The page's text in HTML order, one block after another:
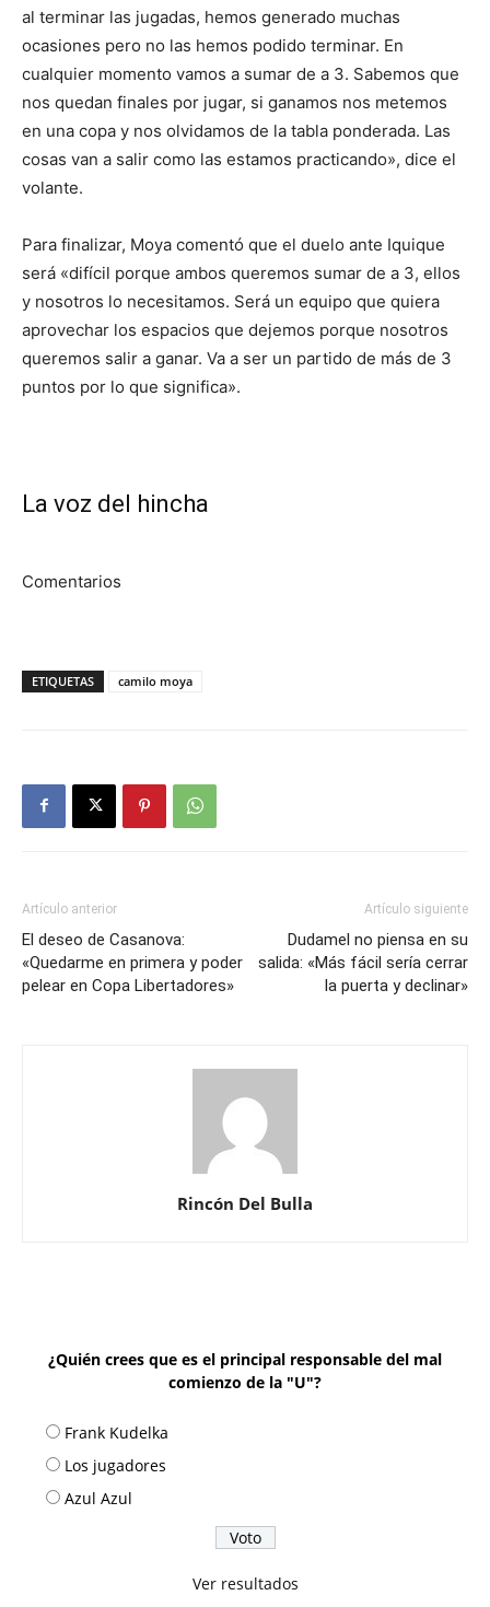
al terminar las jugadas, hemos generado muchas
ocasiones pero no las hemos podido terminar. En
cualquier momento vamos a sumar de a 3. Sabemos que
nos quedan finales por jugar, si ganamos nos metemos
en una copa y nos olvidamos de la tabla ponderada. Las
cosas van a salir como las estamos practicando», dice el
volante.
Para finalizar, Moya comentó que el duelo ante Iquique
será «difícil porque ambos queremos sumar de a 3, ellos
y nosotros lo necesitamos. Será un equipo que quiera
aprovechar los espacios que dejemos porque nosotros
queremos salir a ganar. Va a ser un partido de más de 3
puntos por lo que significa».
La voz del hincha
Comentarios
ETIQUETAS camilo moya
Artículo anterior
El deseo de Casanova:
«Quedarme en primera y poder
pelear en Copa Libertadores»
Artículo siguiente
Dudamel no piensa en su
salida: «Más fácil sería cerrar
la puerta y declinar»
Rincón Del Bulla
¿Quién crees que es el principal responsable del mal
comienzo de la "U"?
Frank Kudelka
Los jugadores
Azul Azul
Ver resultados